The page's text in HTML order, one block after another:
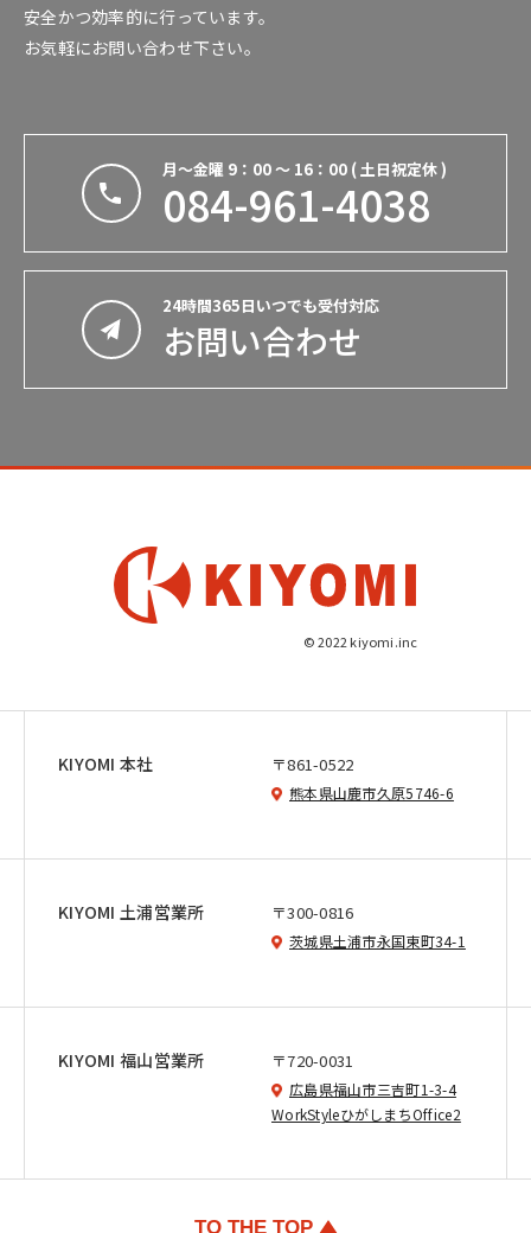
安全かつ効率的に行っています。
お気軽にお問い合わせ下さい。
月〜金曜 9：00 〜 16：00 ( 土日祝定休 )
084-961-4038
24時間365日いつでも受付対応
お問い合わせ
© 2022 kiyomi.inc
KIYOMI 本社 〒861-0522
熊本県山鹿市久原5746-6
KIYOMI 土浦営業所 〒300-0816
茨城県土浦市永国東町34-1
KIYOMI 福山営業所 〒720-0031
広島県福山市三吉町1-3-4
WorkStyleひがしまちOffice2
TO THE TOP